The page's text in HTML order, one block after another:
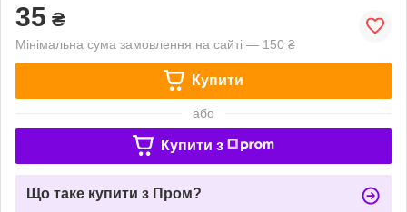
35 ₴
Мінімальна сума замовлення на сайті — 150 ₴
Купити
або
Купити з
Що таке купити з Пром?